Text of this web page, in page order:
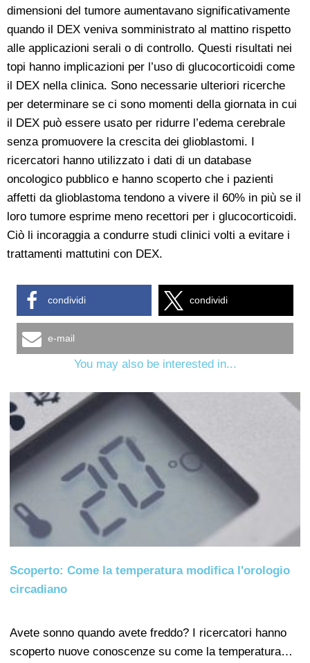
dimensioni del tumore aumentavano significativamente
quando il DEX veniva somministrato al mattino rispetto
alle applicazioni serali o di controllo. Questi risultati nei
topi hanno implicazioni per l’uso di glucocorticoidi come
il DEX nella clinica. Sono necessarie ulteriori ricerche
per determinare se ci sono momenti della giornata in cui
il DEX può essere usato per ridurre l’edema cerebrale
senza promuovere la crescita dei glioblastomi. I
ricercatori hanno utilizzato i dati di un database
oncologico pubblico e hanno scoperto che i pazienti
affetti da glioblastoma tendono a vivere il 60% in più se il
loro tumore esprime meno recettori per i glucocorticoidi.
Ciò li incoraggia a condurre studi clinici volti a evitare i
trattamenti mattutini con DEX.
condividi condividi
e-mail
You may also be interested in...
Scoperto: Come la temperatura modifica l'orologio
circadiano
Avete sonno quando avete freddo? I ricercatori hanno
scoperto nuove conoscenze su come la temperatura…